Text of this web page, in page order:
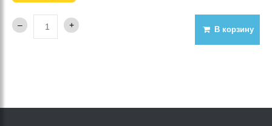
В корзину